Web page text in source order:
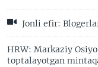
Jonli efir:
HRW: Markaziy
toptalayotgan